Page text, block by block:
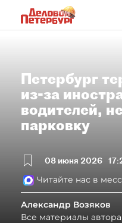
Петербург
из-за
водителей,
парковку
08 июня 2026
Читайте нас в
Александр Возяков
Все материалы автора